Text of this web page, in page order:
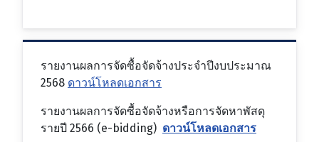
รายงานผลการจัดซื้อจัดจ้างประจำปีงบประมาณ
2568 ดาวน์โหลดเอกสาร
รายงานผลการจัดซื้อจัดจ้างหรือการจัดหาพัสดุ
รายปี 2566 (e-bidding) ดาวน์โหลดเอกสาร